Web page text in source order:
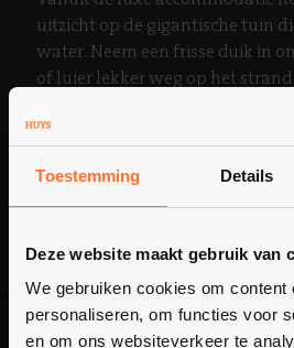
Toestemming Details
Deze website maakt gebruik van
We gebruiken cookies om content
personaliseren, om functies voor
en om ons websiteverkeer te
uitzicht op de gigantische tuin
water. Neem een frisse duik in
of luier lekker weg op het
met z’n allen genieten van het
naar de sterrenhemel. Het
ingrediënten voor een
verblijf!
Bekijk faciliteiten